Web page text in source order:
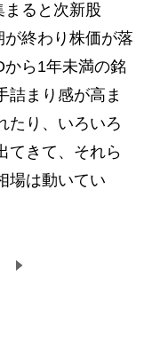
まると次新股
が終わり株価が落
ら1年未満の銘
詰まり感が高ま
たり、いろいろ
てきて、それら
場は動いてい